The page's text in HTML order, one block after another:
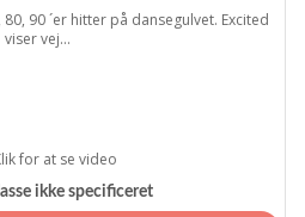
90 ´er hitter på dansegulvet. Excited
viser vej...
for at se video
ikke specificeret